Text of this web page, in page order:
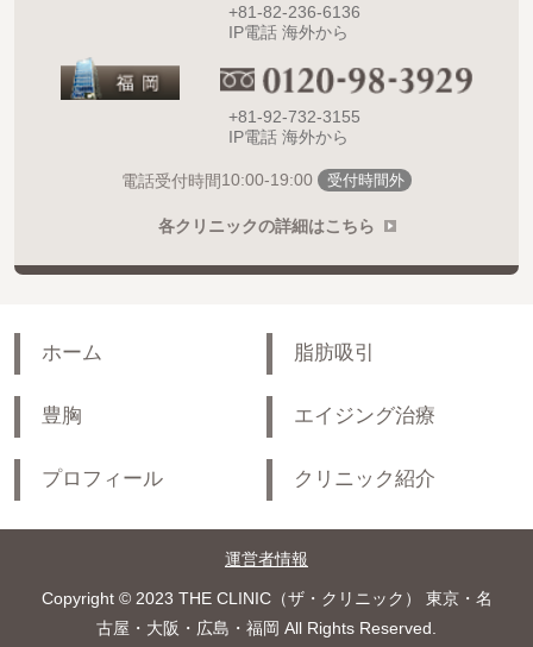
+81-82-236-6136
IP電話 海外から
+81-92-732-3155
IP電話 海外から
電話受付時間10:00-19:00 受付時間外
各クリニックの詳細はこちら
ホーム 脂肪吸引
豊胸 エイジング治療
プロフィール クリニック紹介
運営者情報
Copyright © 2023 THE CLINIC（ザ・クリニック） 東京・名
古屋・大阪・広島・福岡 All Rights Reserved.